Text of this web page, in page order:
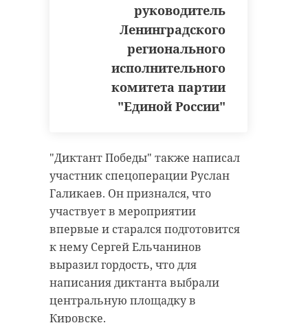
руководитель
Ленинградского
регионального
исполнительного
комитета партии
"Единой России"
"Диктант Победы" также написал
участник спецоперации Руслан
Галикаев. Он признался, что
участвует в мероприятии
впервые и старался подготовится
к нему Сергей Ельчанинов
выразил гордость, что для
написания диктанта выбрали
центральную площадку в
Кировске.